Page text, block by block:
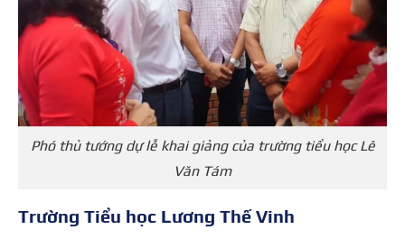
Phó thủ tướng dự lễ khai giảng của trường tiểu học Lê
Văn Tám
Trường Tiểu học Lương Thế Vinh